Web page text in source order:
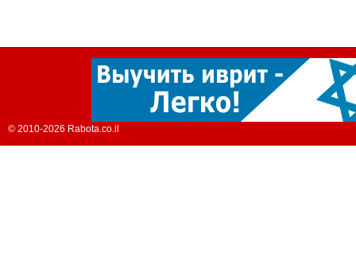
© 2010-2026 Rabota.co.il